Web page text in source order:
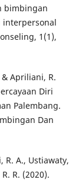
bimbingan
interpersonal
1(1),
& Apriliani, R.
Diri
Palembang.
Dan
R. A., Ustiawaty,
R. (2020).